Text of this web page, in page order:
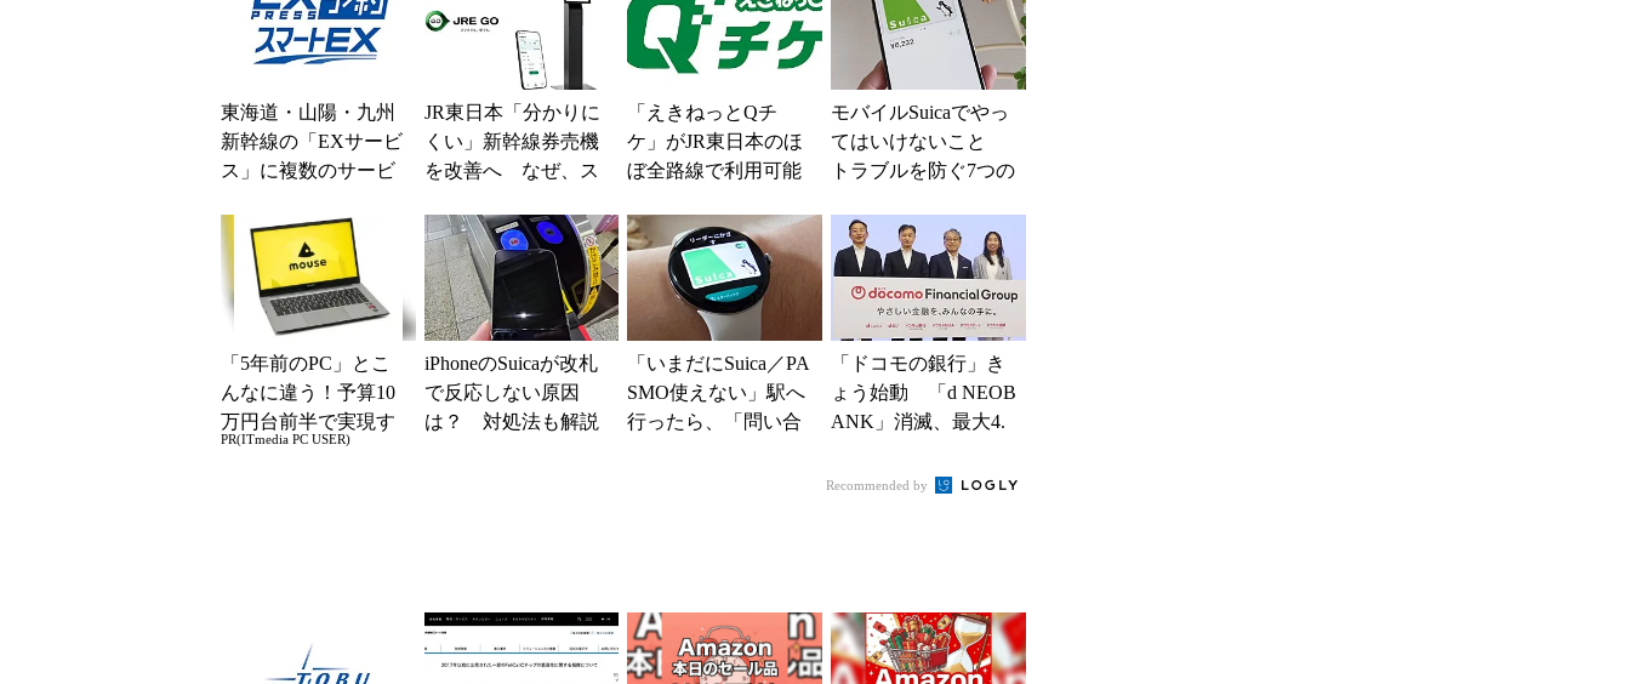
東海道・山陽・九州
新幹線の「EXサービ
ス」に複数のサービ
票」のスマホ表示な
どを9月か...
JR東日本「分かりに
くい」新幹線券売機
を改善へ なぜ、ス
の最短1分購入」を実
現？
「えきねっとQチ
ケ」がJR東日本のほ
ぼ全路線で利用可能
モバイルSuicaでやっ
てはいけないこと
トラブルを防ぐ7つの
「5年前のPC」とこ
んなに違う！予算10
万円台前半で実現す
る快適PCライフ
PR(ITmedia PC USER)
iPhoneのSuicaが改札
で反応しない原因
は？ 対処法も解説
「いまだにSuica／PA
SMO使えない」駅へ
行ったら、「問い合
「ドコモの銀行」き
ょう始動 「d NEOB
ANK」消滅、最大4.
解説
Recommended by